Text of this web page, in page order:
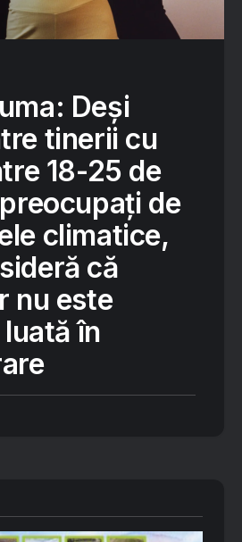
Deși
tinerii cu
18-25 de
de
climatice,
că
nu este
în